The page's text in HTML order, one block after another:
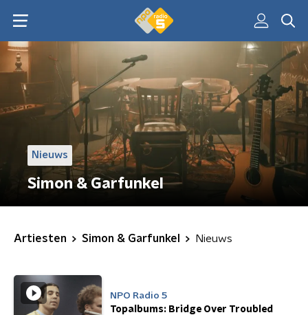
Nieuws
Simon & Garfunkel
Artiesten Simon & Garfunkel Nieuws
NPO Radio 5
Topalbums: Bridge Over Troubled